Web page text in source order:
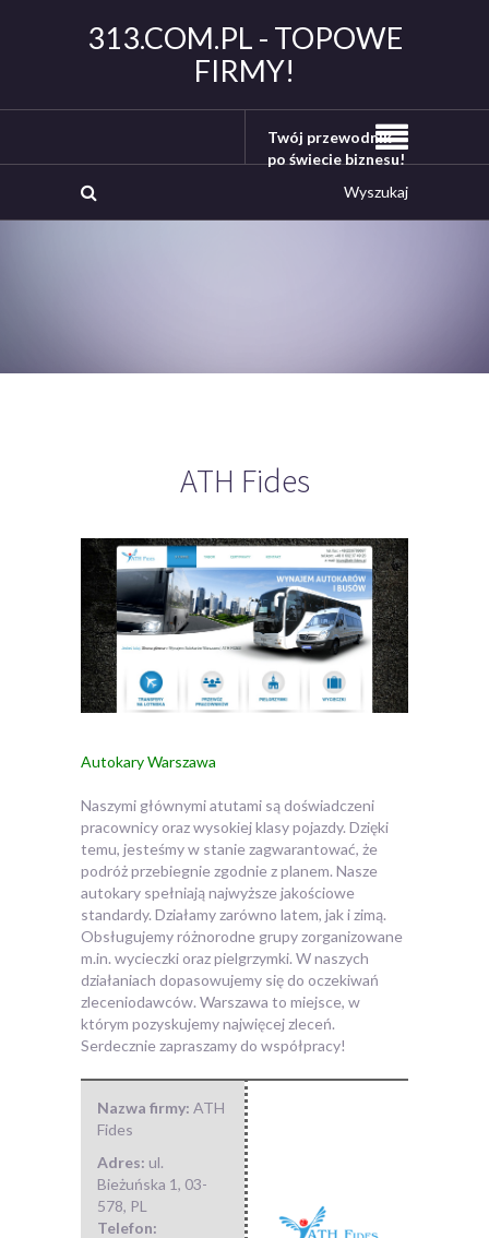
313.COM.PL - TOPOWE
FIRMY!
Twój przewodnik
po świecie biznesu!
ATH Fides
Autokary Warszawa
Naszymi głównymi atutami są doświadczeni
pracownicy oraz wysokiej klasy pojazdy. Dzięki
temu, jesteśmy w stanie zagwarantować, że
podróż przebiegnie zgodnie z planem. Nasze
autokary spełniają najwyższe jakościowe
standardy. Działamy zarówno latem, jak i zimą.
Obsługujemy różnorodne grupy zorganizowane
m.in. wycieczki oraz pielgrzymki. W naszych
działaniach dopasowujemy się do oczekiwań
zleceniodawców. Warszawa to miejsce, w
którym pozyskujemy najwięcej zleceń.
Serdecznie zapraszamy do współpracy!
Nazwa firmy: ATH
Fides
Adres: ul.
Bieżuńska 1, 03-
578, PL
Telefon: